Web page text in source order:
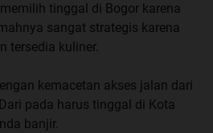
tinggal di Bogor karena
sangat strategis karena
tersedia kuliner.
kemacetan akses jalan dari
pada harus tinggal di Kota
banjir.